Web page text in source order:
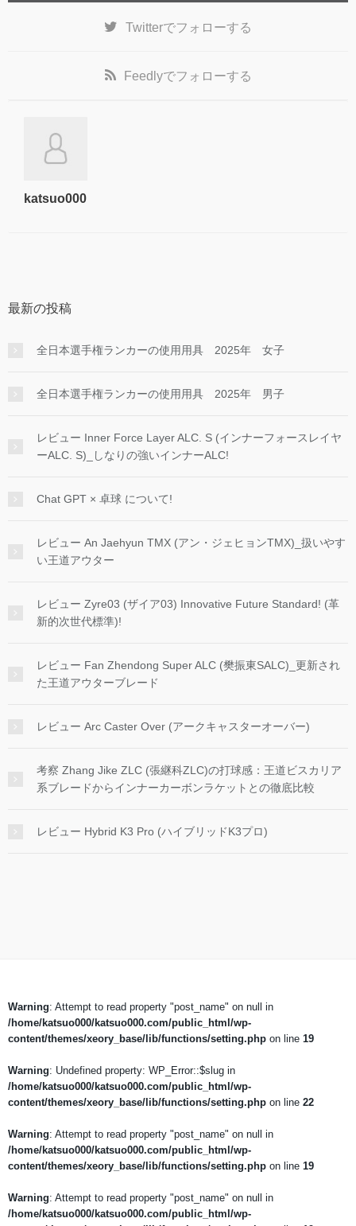
Twitterでフォローする
Feedlyでフォローする
katsuo000
最新の投稿
全日本選手権ランカーの使用用具 2025年 女子
全日本選手権ランカーの使用用具 2025年 男子
レビュー Inner Force Layer ALC. S (インナーフォースレイヤ
ーALC. S)_しなりの強いインナーALC!
Chat GPT × 卓球 について!
レビュー An Jaehyun TMX (アン・ジェヒョンTMX)_扱いやす
い王道アウター
レビュー Zyre03 (ザイア03) Innovative Future Standard! (革
新的次世代標準)!
レビュー Fan Zhendong Super ALC (樊振東SALC)_更新され
た王道アウターブレード
レビュー Arc Caster Over (アークキャスターオーバー)
考察 Zhang Jike ZLC (張継科ZLC)の打球感：王道ビスカリア
系ブレードからインナーカーボンラケットとの徹底比較
レビュー Hybrid K3 Pro (ハイブリッドK3プロ)
Warning: Attempt to read property "post_name" on null in
/home/katsuo000/katsuo000.com/public_html/wp-
content/themes/xeory_base/lib/functions/setting.php on line 19
Warning: Undefined property: WP_Error::$slug in
/home/katsuo000/katsuo000.com/public_html/wp-
content/themes/xeory_base/lib/functions/setting.php on line 22
Warning: Attempt to read property "post_name" on null in
/home/katsuo000/katsuo000.com/public_html/wp-
content/themes/xeory_base/lib/functions/setting.php on line 19
Warning: Attempt to read property "post_name" on null in
/home/katsuo000/katsuo000.com/public_html/wp-